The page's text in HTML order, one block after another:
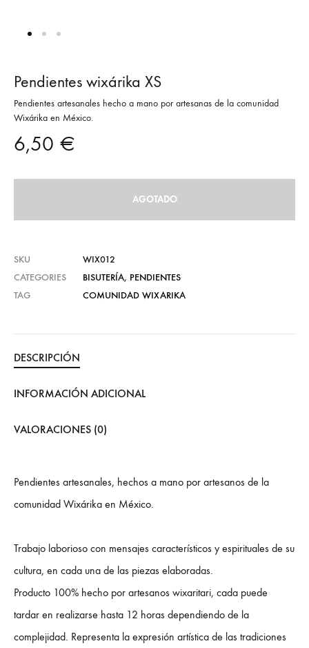
Pendientes wixárika XS
Pendientes artesanales hecho a mano por artesanas de la comunidad
Wixárika en México.
6,50 €
AGOTADO
SKU
WIX012
CATEGORIES
BISUTERÍA, PENDIENTES
TAG
COMUNIDAD WIXARIKA
DESCRIPCIÓN
INFORMACIÓN ADICIONAL
VALORACIONES (0)
Pendientes artesanales, hechos a mano por artesanos de la
comunidad Wixárika en México.
Trabajo laborioso con mensajes característicos y espirituales de su
cultura, en cada una de las piezas elaboradas.
Producto 100% hecho por artesanos wixaritari, cada puede
tardar en realizarse hasta 12 horas dependiendo de la
complejidad. Representa la expresión artística de las tradiciones